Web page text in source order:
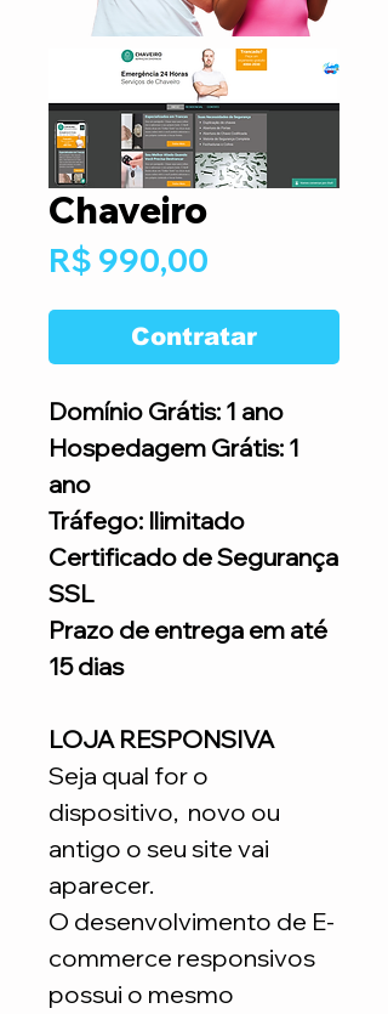
Chaveiro
R$ 990,00
Contratar
Domínio Grátis: 1 ano
Hospedagem Grátis: 1
ano
Tráfego: Ilimitado
Certificado de Segurança
SSL
Prazo de entrega em até
15 dias
LOJA RESPONSIVA
Seja qual for o
dispositivo, novo ou
antigo o seu site vai
aparecer.
O desenvolvimento de E-
commerce responsivos
possui o mesmo